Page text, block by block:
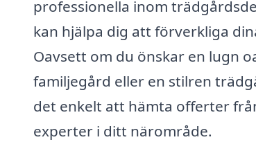
professionella inom
kan hjälpa dig att förverkliga
Oavsett om du önskar en lugn
familjegård eller en stilren
det enkelt att hämta offerter
experter i ditt närområde.